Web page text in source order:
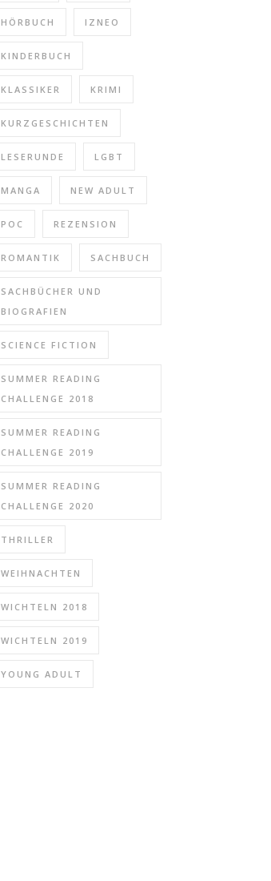
HÖRBUCH IZNEO
KINDERBUCH
KLASSIKER KRIMI
KURZGESCHICHTEN
LESERUNDE LGBT
MANGA NEW ADULT
POC REZENSION
ROMANTIK SACHBUCH
SACHBÜCHER UND
BIOGRAFIEN
SCIENCE FICTION
SUMMER READING
CHALLENGE 2018
SUMMER READING
CHALLENGE 2019
SUMMER READING
CHALLENGE 2020
THRILLER
WEIHNACHTEN
WICHTELN 2018
WICHTELN 2019
YOUNG ADULT